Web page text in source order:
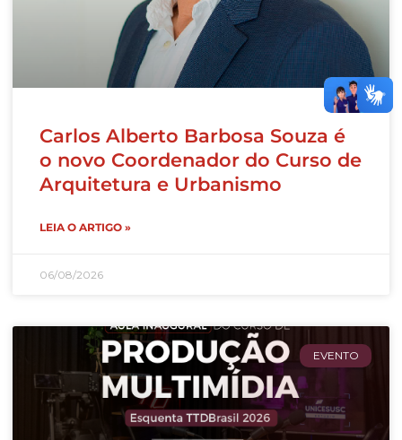
Carlos Alberto Barbosa Souza é
o novo Coordenador do Curso de
Arquitetura e Urbanismo
LEIA O ARTIGO »
06/08/2026
EVENTO